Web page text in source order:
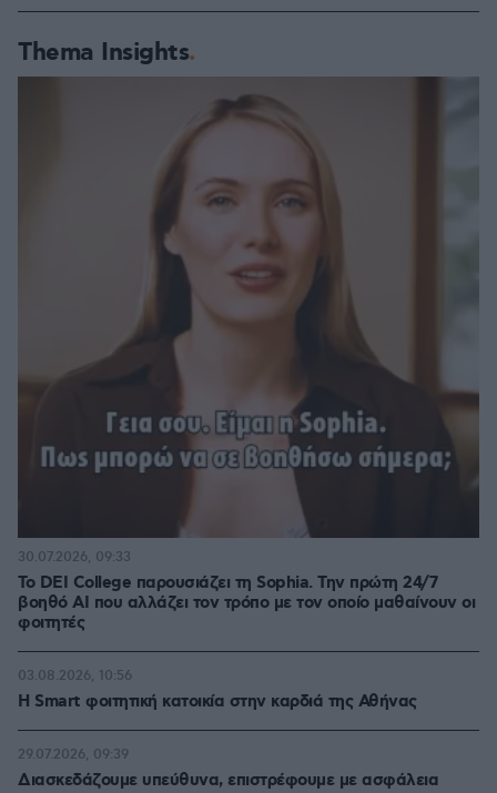
Thema Insights
Το DEI College παρουσιάζει τη Sophia. Την πρώτη 24/7
βοηθό AI που αλλάζει τον τρόπο με τον οποίο μαθαίνουν οι
φοιτητές
30.07.2026, 09:33
Η Smart φοιτητική κατοικία στην καρδιά της Αθήνας
03.08.2026, 10:56
Διασκεδάζουμε υπεύθυνα, επιστρέφουμε με ασφάλεια
29.07.2026, 09:39